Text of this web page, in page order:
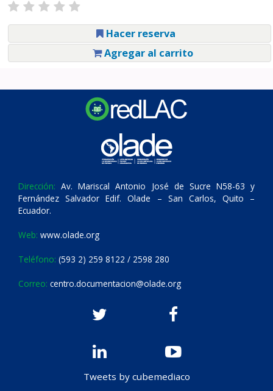
Hacer reserva
Agregar al carrito
Dirección: Av. Mariscal Antonio José de Sucre N58-63 y
Fernández Salvador Edif. Olade – San Carlos, Quito –
Ecuador.
Web: www.olade.org
Teléfono: (593 2) 259 8122 / 2598 280
Correo: centro.documentacion@olade.org
Tweets by cubemediaco